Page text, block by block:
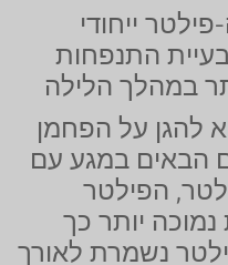
ייחודי
התנפחות
במהלך הלילה
להגן על הפחמן
הבאים במגע עם
הפילטר
יותר כך
נשמרת לאורך